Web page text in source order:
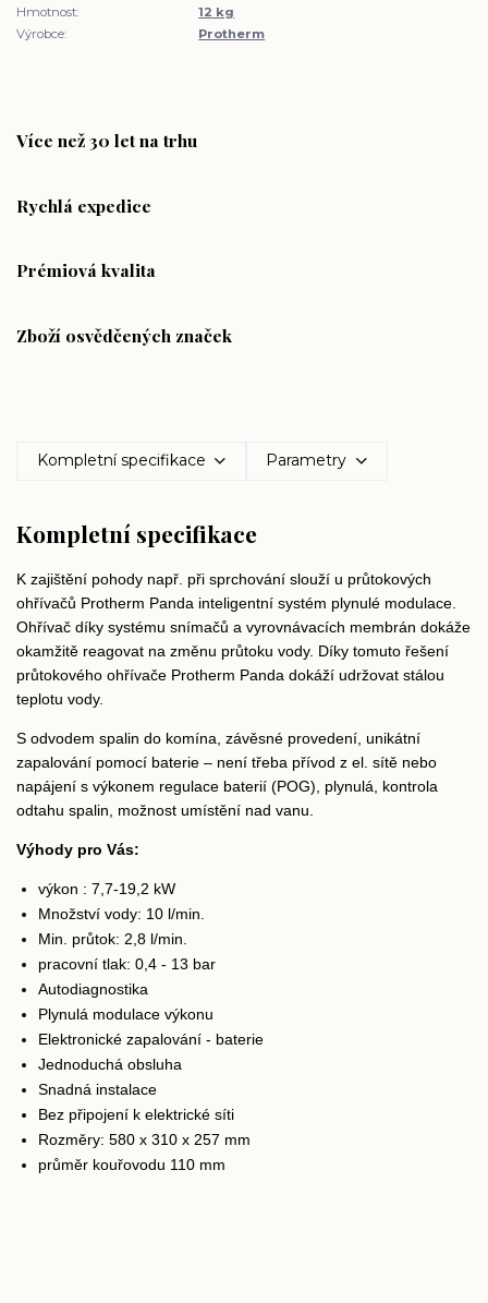
Hmotnost:
12 kg
Výrobce:
Protherm
Více než 30 let na trhu
Rychlá expedice
Prémiová kvalita
Zboží osvědčených značek
Kompletní specifikace Parametry
Kompletní specifikace
K zajištění pohody např. při sprchování slouží u průtokových
ohřívačů Protherm Panda inteligentní systém plynulé modulace.
Ohřívač díky systému snímačů a vyrovnávacích membrán dokáže
okamžitě reagovat na změnu průtoku vody. Díky tomuto řešení
průtokového ohřívače Protherm Panda dokáží udržovat stálou
teplotu vody.
S odvodem spalin do komína, závěsné provedení, unikátní
zapalování pomocí baterie – není třeba přívod z el. sítě nebo
napájení s výkonem regulace baterií (POG), plynulá, kontrola
odtahu spalin, možnost umístění nad vanu.
Výhody pro Vás:
výkon : 7,7-19,2 kW
Množství vody: 10 l/min.
Min. průtok: 2,8 l/min.
pracovní tlak: 0,4 - 13 bar
Autodiagnostika
Plynulá modulace výkonu
Elektronické zapalování - baterie
Jednoduchá obsluha
Snadná instalace
Bez připojení k elektrické síti
Rozměry: 580 x 310 x 257 mm
průměr kouřovodu 110 mm